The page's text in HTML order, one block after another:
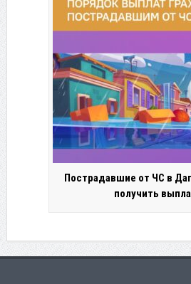
Пострадавшие от ЧС в
получить